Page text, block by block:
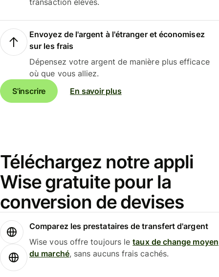
transaction élevés.
Envoyez de l'argent à l'étranger et économisez
sur les frais
Dépensez votre argent de manière plus efficace
où que vous alliez.
S'inscrire
En savoir plus
Téléchargez notre appli
Wise gratuite pour la
conversion de devises
Comparez les prestataires de transfert d'argent
Wise vous offre toujours letaux de change moyen
du marché, sans aucuns frais cachés.